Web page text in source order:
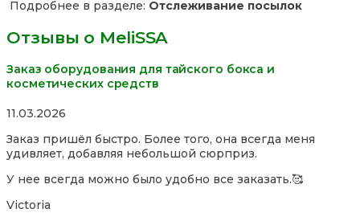
Подробнее в разделе: Отслеживание посылок
Отзывы о MeliSSA
Заказ оборудования для тайского бокса и
косметических средств
Rated
out
of
11.03.2026
Заказ пришёл быстро. Более того, она всегда меня
удивляет, добавляя небольшой сюрприз.
У нее всегда можно было удобно все заказать.🥰
Victoria